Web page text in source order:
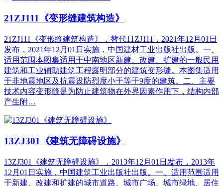
21ZJ111《变形缝建筑构造》
21ZJ111《变形缝建筑构造》，替代11ZJ111，2021年12月01日
发布，2021年12月01日实施，中国建材工业出版社出版。一、
适用范围本图集适用于中南地区新建、改建、扩建的一般民用
建筑和工业辅助建筑工程露明部分的建筑变形缝。本图集适用
于非地震地区及抗震设防烈度小于等于9度的建筑。二、主要
技术内容变形缝是为防止建筑物在外界因素作用下，结构内部
产生附…
13ZJ301《建筑无障碍设施》
13ZJ301《建筑无障碍设施》，2013年12月01日发布，2013年
12月01日实施，中国建筑工业出版社出版。一、适用范围适用
于新建、改建和扩建的城市道路、城市广场、城市绿地、居住